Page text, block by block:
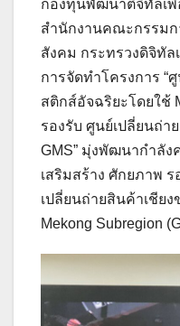
กองทุนพัฒนาติจิทัลเพื่
สำนักงานคณะกรรมก
สังคม กระทรวงดิจิทัล
การจัดทำโครงการ “
สติกส์อัจฉริยะโดยใช้
รองรับ ศูนย์เปลี่ยนถ่า
GMS” มุ่งพัฒนากำลั
เสริมสร้าง ศักยภาพ
เปลี่ยนถ่ายสินค้าเชียง
Mekong Subregion